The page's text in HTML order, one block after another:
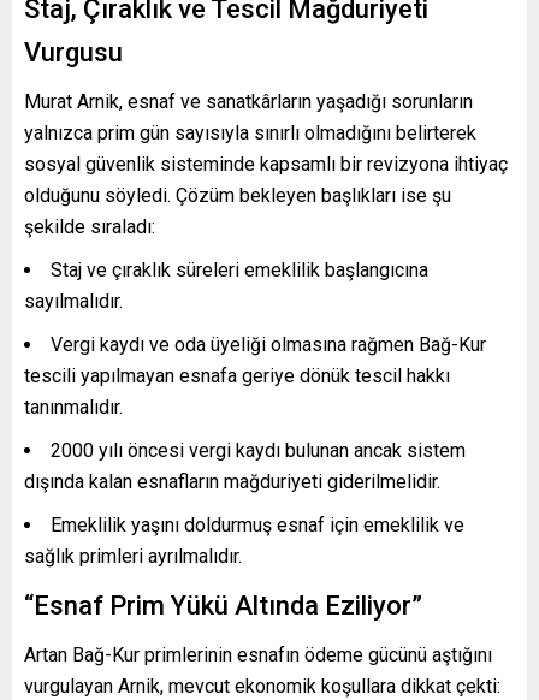
Staj, Çıraklık ve Tescil Mağduriyeti
Vurgusu
Murat Arnik, esnaf ve sanatkârların yaşadığı sorunların
yalnızca prim gün sayısıyla sınırlı olmadığını belirterek
sosyal güvenlik sisteminde kapsamlı bir revizyona ihtiyaç
olduğunu söyledi. Çözüm bekleyen başlıkları ise şu
şekilde sıraladı:
Staj ve çıraklık süreleri emeklilik başlangıcına
sayılmalıdır.
Vergi kaydı ve oda üyeliği olmasına rağmen Bağ-Kur
tescili yapılmayan esnafa geriye dönük tescil hakkı
tanınmalıdır.
2000 yılı öncesi vergi kaydı bulunan ancak sistem
dışında kalan esnafların mağduriyeti giderilmelidir.
Emeklilik yaşını doldurmuş esnaf için emeklilik ve
sağlık primleri ayrılmalıdır.
“Esnaf Prim Yükü Altında Eziliyor”
Artan Bağ-Kur primlerinin esnafın ödeme gücünü aştığını
vurgulayan Arnik, mevcut ekonomik koşullara dikkat çekti: